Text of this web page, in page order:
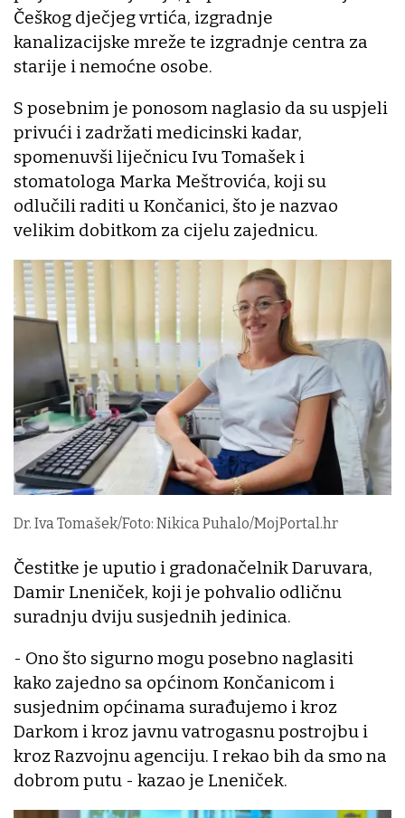
Češkog dječjeg vrtića, izgradnje
kanalizacijske mreže te izgradnje centra za
starije i nemoćne osobe.
S posebnim je ponosom naglasio da su uspjeli
privući i zadržati medicinski kadar,
spomenuvši liječnicu Ivu Tomašek i
stomatologa Marka Meštrovića, koji su
odlučili raditi u Končanici, što je nazvao
velikim dobitkom za cijelu zajednicu.
Dr. Iva Tomašek/Foto: Nikica Puhalo/MojPortal.hr
Čestitke je uputio i gradonačelnik Daruvara,
Damir Lneniček, koji je pohvalio odličnu
suradnju dviju susjednih jedinica.
- Ono što sigurno mogu posebno naglasiti
kako zajedno sa općinom Končanicom i
susjednim općinama surađujemo i kroz
Darkom i kroz javnu vatrogasnu postrojbu i
kroz Razvojnu agenciju. I rekao bih da smo na
dobrom putu - kazao je Lneniček.